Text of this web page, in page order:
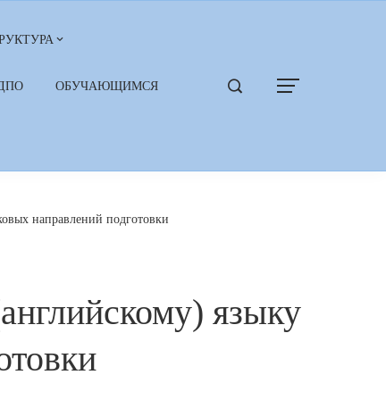
ОБУЧАЮЩИМСЯ
направлений подготовки
языку